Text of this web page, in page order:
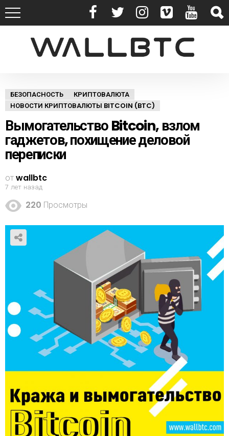
БЕЗОПАСНОСТЬ
КРИПТОВАЛЮТА
НОВОСТИ КРИПТОВАЛЮТЫ BITCOIN (BTC)
Вымогательство Bitcoin, взлом
гаджетов, похищение деловой
переписки
отwallbtc
7 лет назад
220 Просмотры